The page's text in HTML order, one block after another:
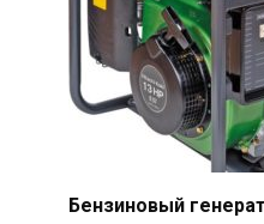
Бензиновый